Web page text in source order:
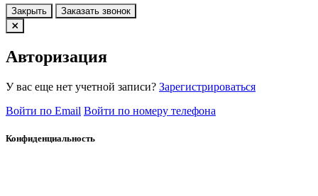
Закрыть Заказать звонок
Авторизация
У вас еще нет учетной записи? Зарегистрироваться
Войти по Email Войти по номеру телефона
Конфиденциальность